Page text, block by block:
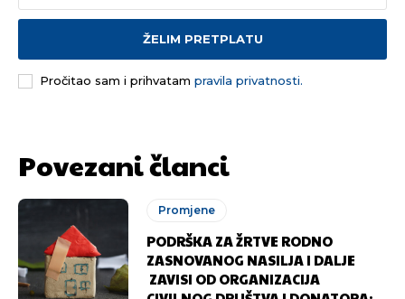
ŽELIM PRETPLATU
Pročitao sam i prihvatam pravila privatnosti.
Povezani članci
Promjene
PODRŠKA ZA ŽRTVE RODNO
ZASNOVANOG NASILJA I DALJE
ZAVISI OD ORGANIZACIJA